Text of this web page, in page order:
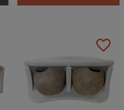
favorite_border